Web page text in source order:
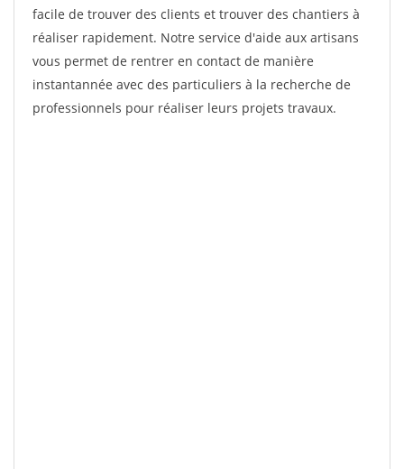
facile de trouver des clients et trouver des chantiers à
réaliser rapidement. Notre service d'aide aux artisans
vous permet de rentrer en contact de manière
instantannée avec des particuliers à la recherche de
professionnels pour réaliser leurs projets travaux.